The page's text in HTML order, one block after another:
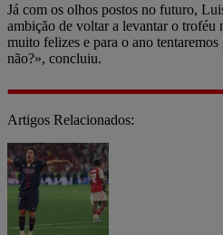
Já com os olhos postos no futuro,
ambição de voltar a levantar o troféu
muito felizes e para o ano
não?», concluiu.
Artigos Relacionados: